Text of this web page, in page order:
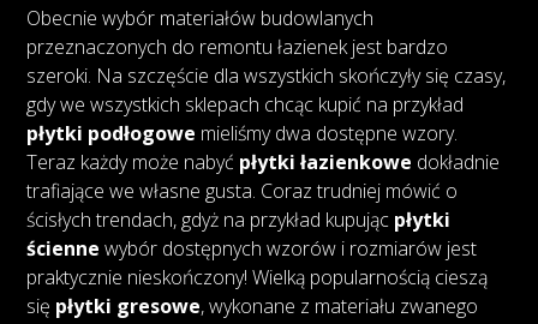
Obecnie wybór materiałów budowlanych
przeznaczonych do remontu łazienek jest bardzo
szeroki. Na szczęście dla wszystkich skończyły się czasy,
gdy we wszystkich sklepach chcąc kupić na przykład
płytki podłogowe mieliśmy dwa dostępne wzory.
Teraz każdy może nabyć płytki łazienkowe dokładnie
trafiające we własne gusta. Coraz trudniej mówić o
ścisłych trendach, gdyż na przykład kupując płytki
ścienne wybór dostępnych wzorów i rozmiarów jest
praktycznie nieskończony! Wielką popularnością cieszą
się płytki gresowe, wykonane z materiału zwanego